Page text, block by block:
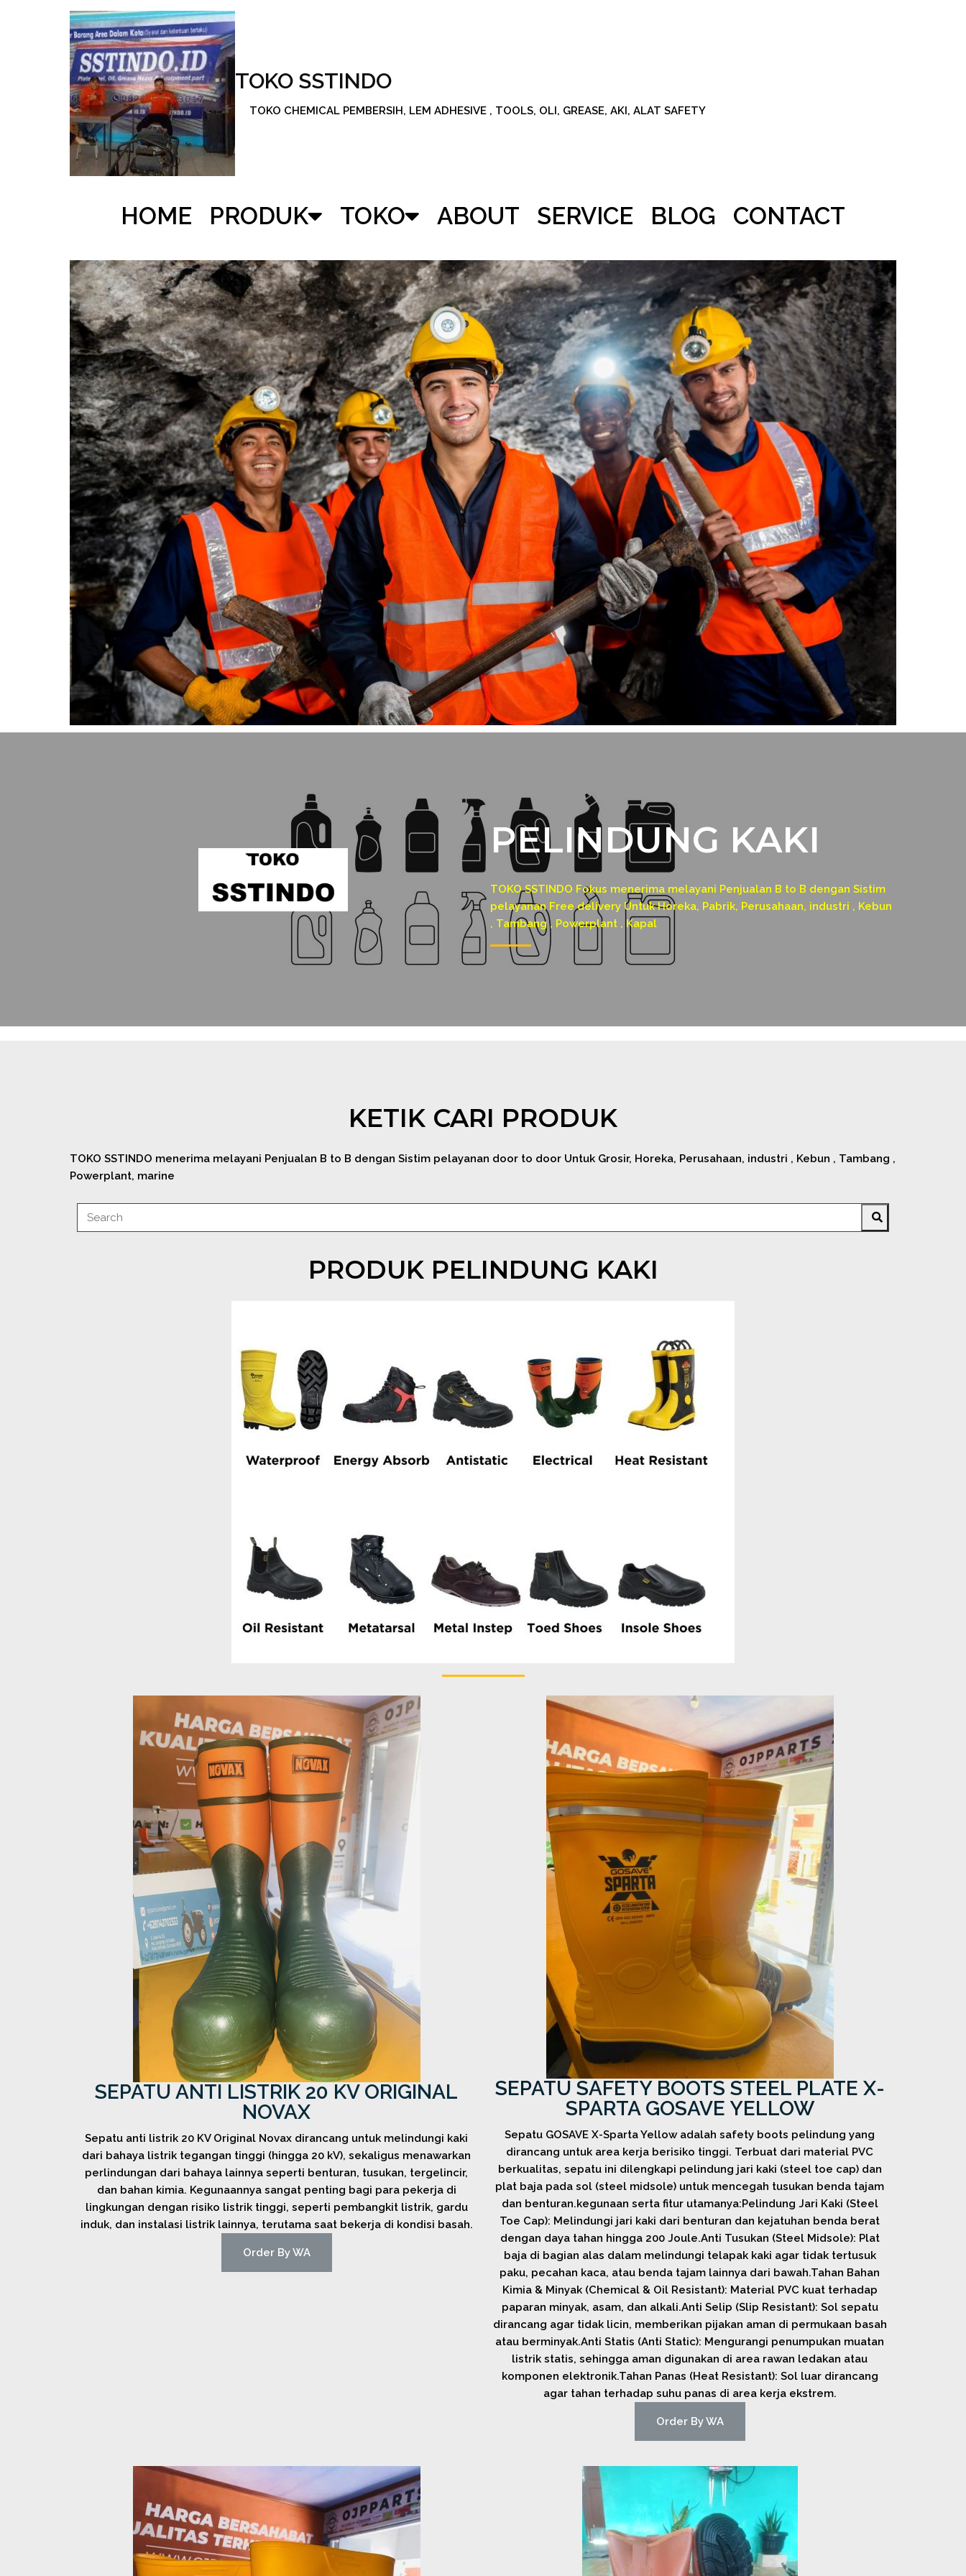
TOKO SSTINDO
TOKO CHEMICAL PEMBERSIH, LEM ADHESIVE , TOOLS, OLI, GREASE, AKI, ALAT SAFETY
HOME PRODUK TOKO ABOUT SERVICE BLOG CONTACT
PELINDUNG KAKI
TOKO SSTINDO Fokus menerima melayani Penjualan B to B dengan Sistim
pelayanan Free delivery Untuk Horeka, Pabrik, Perusahaan, industri , Kebun
, Tambang , Powerplant , Kapal
KETIK CARI PRODUK
TOKO SSTINDO menerima melayani Penjualan B to B dengan Sistim pelayanan door to door Untuk Grosir, Horeka, Perusahaan, industri , Kebun , Tambang ,
Powerplant, marine
PRODUK PELINDUNG KAKI
SEPATU ANTI LISTRIK 20 KV ORIGINAL
NOVAX
Sepatu anti listrik 20 KV Original Novax dirancang untuk melindungi kaki
dari bahaya listrik tegangan tinggi (hingga 20 kV), sekaligus menawarkan
perlindungan dari bahaya lainnya seperti benturan, tusukan, tergelincir,
dan bahan kimia. Kegunaannya sangat penting bagi para pekerja di
lingkungan dengan risiko listrik tinggi, seperti pembangkit listrik, gardu
induk, dan instalasi listrik lainnya, terutama saat bekerja di kondisi basah.
Order By WA
SEPATU SAFETY BOOTS STEEL PLATE X-
SPARTA GOSAVE YELLOW
Sepatu GOSAVE X-Sparta Yellow adalah safety boots pelindung yang
dirancang untuk area kerja berisiko tinggi. Terbuat dari material PVC
berkualitas, sepatu ini dilengkapi pelindung jari kaki (steel toe cap) dan
plat baja pada sol (steel midsole) untuk mencegah tusukan benda tajam
dan benturan.kegunaan serta fitur utamanya:Pelindung Jari Kaki (Steel
Toe Cap): Melindungi jari kaki dari benturan dan kejatuhan benda berat
dengan daya tahan hingga 200 Joule.Anti Tusukan (Steel Midsole): Plat
baja di bagian alas dalam melindungi telapak kaki agar tidak tertusuk
paku, pecahan kaca, atau benda tajam lainnya dari bawah.Tahan Bahan
Kimia & Minyak (Chemical & Oil Resistant): Material PVC kuat terhadap
paparan minyak, asam, dan alkali.Anti Selip (Slip Resistant): Sol sepatu
dirancang agar tidak licin, memberikan pijakan aman di permukaan basah
atau berminyak.Anti Statis (Anti Static): Mengurangi penumpukan muatan
listrik statis, sehingga aman digunakan di area rawan ledakan atau
komponen elektronik.Tahan Panas (Heat Resistant): Sol luar dirancang
agar tahan terhadap suhu panas di area kerja ekstrem.
Order By WA